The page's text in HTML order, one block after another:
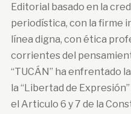
Editorial basado en la
periodística, con la firme
línea digna, con ética
corrientes del
“TUCÁN” ha enfrentado
la “Libertad de
el Articulo 6 y 7 de la